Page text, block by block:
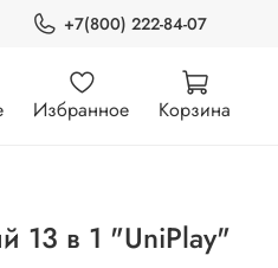
+7(800) 222-84-07
Избранное Корзина
13 в 1 "UniPlay"